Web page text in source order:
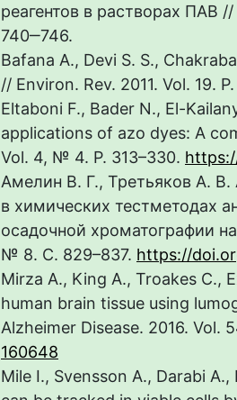
реагентов в растворах ПАВ
740‒746.
Bafana A., Devi S. S.,
// Environ. Rev. 2011. Vol. 19.
Eltaboni F., Bader N., El-
applications of azo dyes: A
Vol. 4, № 4. P. 313–330.
Амелин В. Г., Третьяков А. В.
в химических тестметодах
осадочной хроматографии
№ 8. С. 829–837. https://
Mirza A., King A., Troakes C.,
human brain tissue using
Alzheimer Disease. 2016. Vol.
160648
Mile I., Svensson A., Darabi